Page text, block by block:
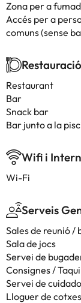
Zona per a
Accés per a
comuns (sense
Restauració
Restaurant
Bar
Snack bar
Bar junto a la
Wifi i
Wi-Fi
Serveis
Sales de reunió /
Sala de jocs
Servei de
Consignes /
Servei de
Lloguer de cotxes